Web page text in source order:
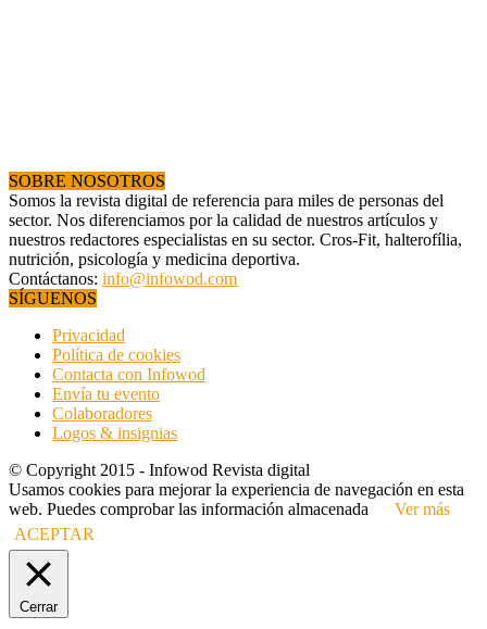
SOBRE NOSOTROS
Somos la revista digital de referencia para miles de personas del
sector. Nos diferenciamos por la calidad de nuestros artículos y
nuestros redactores especialistas en su sector. Cros-Fit, halterofília,
nutrición, psicología y medicina deportiva.
Contáctanos: info@infowod.com
SÍGUENOS
Privacidad
Política de cookies
Contacta con Infowod
Envía tu evento
Colaboradores
Logos & insignias
© Copyright 2015 - Infowod Revista digital
Usamos cookies para mejorar la experiencia de navegación en esta
web. Puedes comprobar las información almacenada
Ver más
ACEPTAR
Cerrar